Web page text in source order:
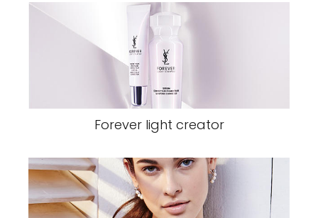
Forever light creator